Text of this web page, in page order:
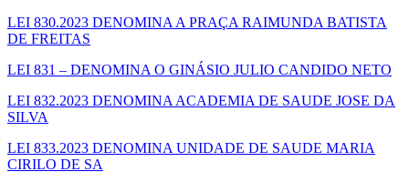
LEI 830.2023 DENOMINA A PRAÇA RAIMUNDA BATISTA
DE FREITAS
LEI 831 – DENOMINA O GINÁSIO JULIO CANDIDO NETO
LEI 832.2023 DENOMINA ACADEMIA DE SAUDE JOSE DA
SILVA
LEI 833.2023 DENOMINA UNIDADE DE SAUDE MARIA
CIRILO DE SA